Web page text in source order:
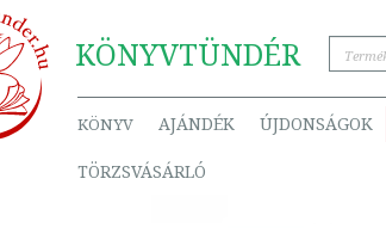
KÖNYVTÜNDÉR
KÖNYV AJÁNDÉK ÚJDONSÁGOK
TÖRZSVÁSÁRLÓ